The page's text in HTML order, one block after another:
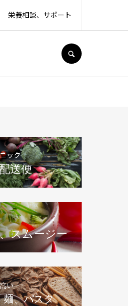
栄養相談、サポート
ック
送便
スムージー
い
麺、パスタ